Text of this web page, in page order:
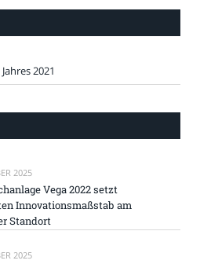
2021
2025
Vega 2022 setzt
Innovationsmaßstab am
Standort
2025